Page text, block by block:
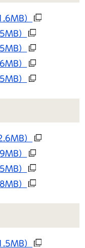
）
）
）
）
）
）
）
）
）
）